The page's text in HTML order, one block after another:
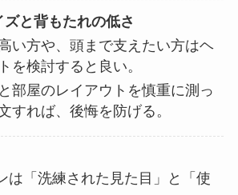
と背もたれの低さ
い方や、頭まで支えたい方はヘ
を検討すると良い。
部屋のレイアウトを慎重に測っ
すれば、後悔を防げる。
は「洗練された見た目」と「使